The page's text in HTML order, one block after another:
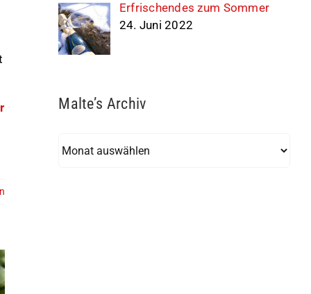
Erfrischendes zum Sommer
24. Juni 2022
Malte’s Archiv
Archiv